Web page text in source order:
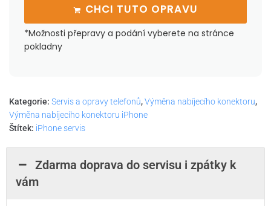
CHCI TUTO OPRAVU
*Možnosti přepravy a podání vyberete na stránce
pokladny
Kategorie: Servis a opravy telefonů,Výměna nabíjecího konektoru,
Výměna nabíjecího konektoru iPhone
Štítek: iPhone servis
Zdarma doprava do servisu i zpátky k
vám